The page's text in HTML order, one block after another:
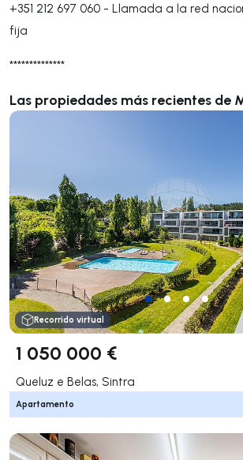
+351 212 697 060 - Llamada a la red
fija
**************
Las propiedades más recientes de
Recorrido virtual
1 050 000 €
Queluz e Belas, Sintra
Apartamento